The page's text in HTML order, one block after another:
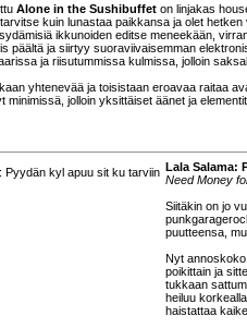
Alone in the Sushibuffet on linjakas
kuin lunastaa paikkansa ja olet
ikkunoiden editse meneekään,
päältä ja siirtyy suoraviivaisemman
ja riisutummissa kulmissa, jolloin
yhtenevää ja toisistaan eroavaa raitaa
minimissä, jolloin yksittäiset äänet ja
Lala Salama:
Need Money
Siitäkin on jo
puutteensa,
Nyt annoskoko
poikittain ja
tukkaan
heiluu
haistattaa